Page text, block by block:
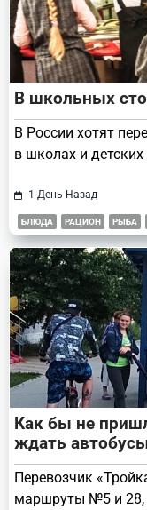
В школьных
В России хотят
в школах и детских
1 День Назад
БЛЮДА РАЦИОН РЫБА
Как бы не
ждать
Перевозчик
маршруты №5 и 28,